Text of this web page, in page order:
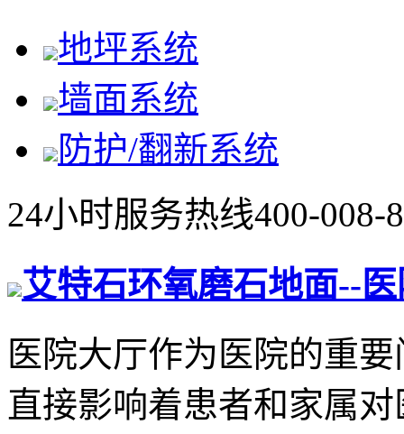
地坪系统
墙面系统
防护/翻新系统
24小时服务热线400-008-
艾特石环氧磨石地面--
医院大厅作为医院的重
直接影响着患者和家属